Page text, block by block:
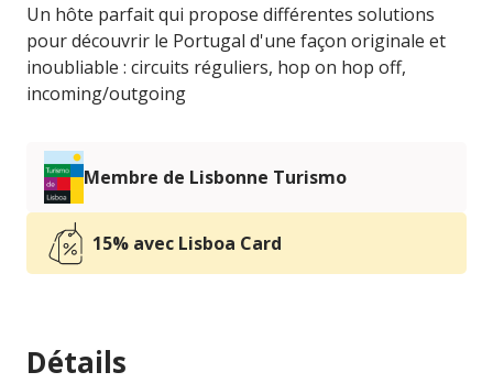
Un hôte parfait qui propose différentes solutions
pour découvrir le Portugal d'une façon originale et
inoubliable : circuits réguliers, hop on hop off,
incoming/outgoing
Membre de Lisbonne Turismo
15% avec Lisboa Card
Détails